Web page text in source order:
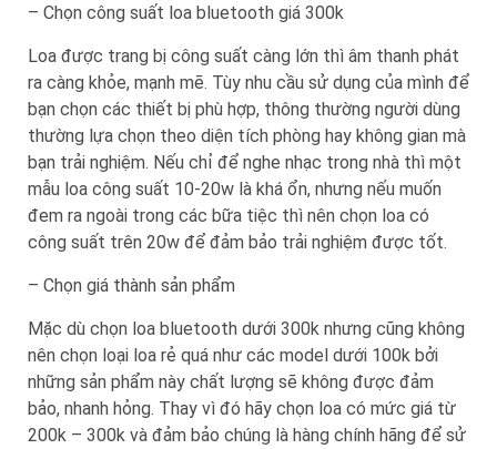
– Chọn công suất loa bluetooth giá 300k
Loa được trang bị công suất càng lớn thì âm thanh phát
ra càng khỏe, mạnh mẽ. Tùy nhu cầu sử dụng của mình để
bạn chọn các thiết bị phù hợp, thông thường người dùng
thường lựa chọn theo diện tích phòng hay không gian mà
bạn trải nghiệm. Nếu chỉ để nghe nhạc trong nhà thì một
mẫu loa công suất 10-20w là khá ổn, nhưng nếu muốn
đem ra ngoài trong các bữa tiệc thì nên chọn loa có
công suất trên 20w để đảm bảo trải nghiệm được tốt.
– Chọn giá thành sản phẩm
Mặc dù chọn loa bluetooth dưới 300k nhưng cũng không
nên chọn loại loa rẻ quá như các model dưới 100k bởi
những sản phẩm này chất lượng sẽ không được đảm
bảo, nhanh hỏng. Thay vì đó hãy chọn loa có mức giá từ
200k – 300k và đảm bảo chúng là hàng chính hãng để sử